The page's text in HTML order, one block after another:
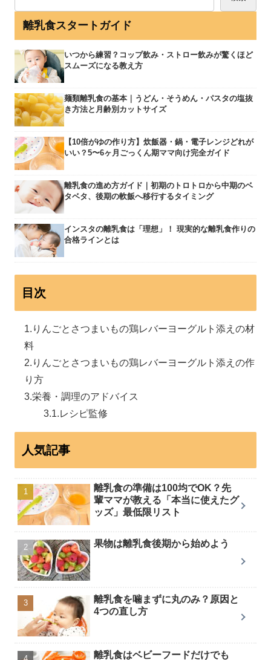
離乳食スタートガイド
いつから練習？コップ飲み・ストロー飲みが驚くほど
スムーズになる教え方
麺類離乳食の基本｜うどん・そうめん・パスタの塩抜
き方法と月齢別カットサイズ
【10倍がゆの作り方】炊飯器・鍋・電子レンジどれが
いい？5〜6ヶ月ごっくん期ママ向け完全ガイド
離乳食の進め方ガイド｜初期のトロトロから中期のベ
タベタ、後期の軟飯へ移行するタイミング
インスタの離乳食は「理想」！ 現実的な離乳食作りの
合格ラインとは
目次
りんごとさつまいもの鶏レバーヨーグルト添えの材
料
りんごとさつまいもの鶏レバーヨーグルト添えの作
り方
栄養・調理のアドバイス
レシピ監修
人気記事
離乳食の準備は100均でOK？先
輩ママが教える「本当に使えたグ
ッズ」最低限リスト
果物は離乳食後期から始めよう
離乳食を噛まずに丸のみ？原因と
4つの直し方
離乳食はベビーフードだけでも